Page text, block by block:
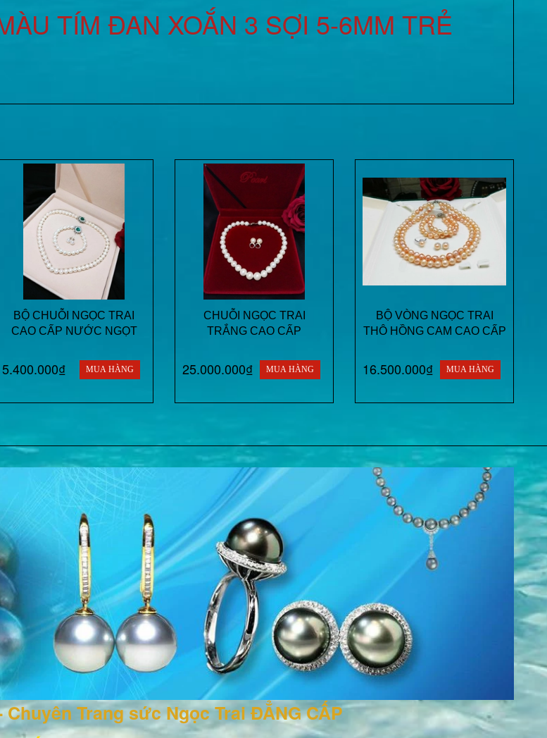
TÍM ĐAN XOẮN 3 SỢI 5-6MM TRẺ
BỘ CHUỖI NGỌC TRAI
CAO CẤP NƯỚC NGỌT
5.400.000₫ MUA HÀNG
CHUỖI NGỌC TRAI
TRẮNG CAO CẤP
25.000.000₫ MUA HÀNG
BỘ VÒNG NGỌC TRAI
THÔ HỒNG CAM CAO CẤP
16.500.000₫ MUA HÀNG
Trang sức Ngọc Trai ĐẲNG CẤP